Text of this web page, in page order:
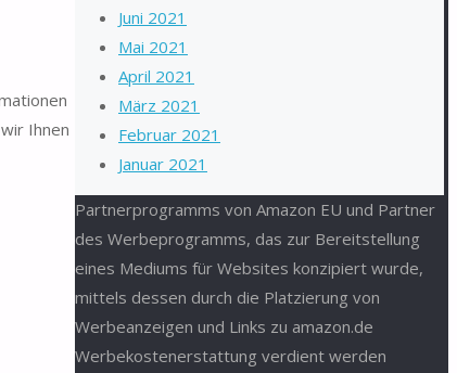
Ihnen
Juni 2021
Mai 2021
April 2021
März 2021
Februar 2021
Januar 2021
Partnerprogramms von Amazon EU und Partner
des Werbeprogramms, das zur Bereitstellung
eines Mediums für Websites konzipiert wurde,
mittels dessen durch die Platzierung von
Werbeanzeigen und Links zu amazon.de
Werbekostenerstattung verdient werden